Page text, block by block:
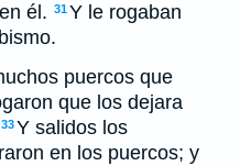
él. 31Y le rogaban
puercos que
que los dejara
33Y salidos los
en los puercos; y